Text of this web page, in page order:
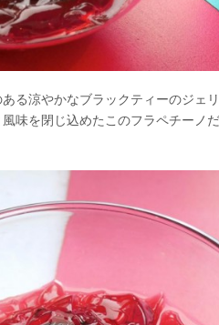
る涼やかなブラックティーのジェ
味を閉じ込めたこのフラペチーノ